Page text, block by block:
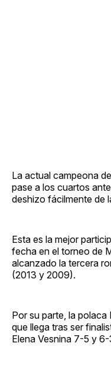
La actual campeona
pase a los cuartos
deshizo fácilmente de
Esta es la mejor
fecha en el torneo de
alcanzado la tercera
(2013 y 2009).
Por su parte, la
que llega tras ser
Elena Vesnina 7-5 y 6-